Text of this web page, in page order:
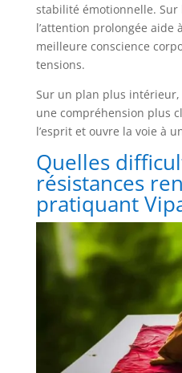
stabilité émotionnelle.
l’attention prolongée aide
meilleure conscience
tensions.
Sur un plan plus
une compréhension plus
l’esprit et ouvre la voie à
Quelles
résistances
pratiquant